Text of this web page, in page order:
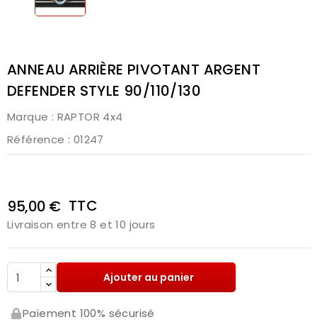
ANNEAU ARRIÈRE PIVOTANT ARGENT
DEFENDER STYLE 90/110/130
Marque : RAPTOR 4x4
Référence : 01247
95,00 € TTC
Livraison entre 8 et 10 jours
Ajouter au panier
Paiement 100% sécurisé